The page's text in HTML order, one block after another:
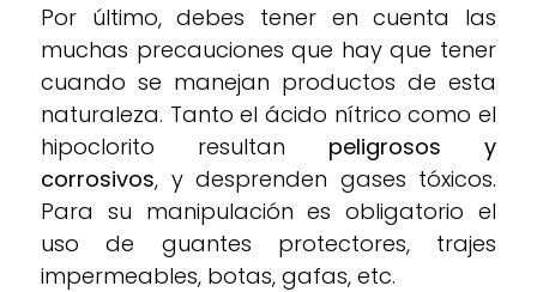
Por último, debes tener en cuenta las
muchas precauciones que hay que tener
cuando se manejan productos de esta
naturaleza. Tanto el ácido nítrico como el
hipoclorito resultan peligrosos y
corrosivos, y desprenden gases tóxicos.
Para su manipulación es obligatorio el
uso de guantes protectores, trajes
impermeables, botas, gafas, etc.